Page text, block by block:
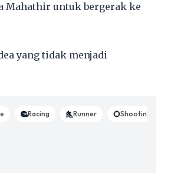
Mahathir untuk bergerak ke
yang tidak menjadi